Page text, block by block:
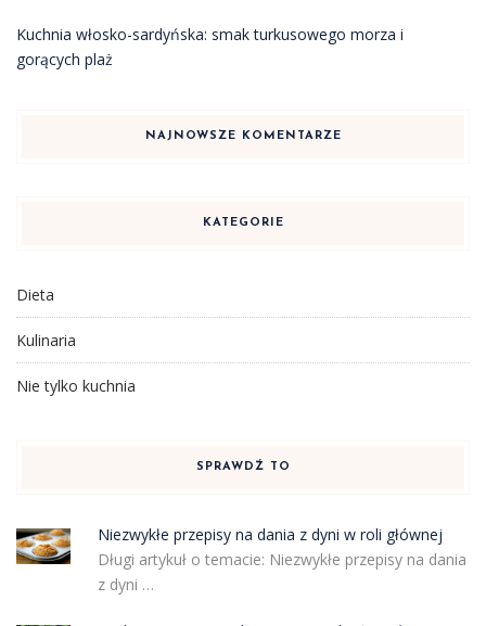
Kuchnia włosko-sardyńska: smak turkusowego morza i
gorących plaż
NAJNOWSZE KOMENTARZE
KATEGORIE
Dieta
Kulinaria
Nie tylko kuchnia
SPRAWDŹ TO
Niezwykłe przepisy na dania z dyni w roli głównej
Długi artykuł o temacie: Niezwykłe przepisy na dania
z dyni …